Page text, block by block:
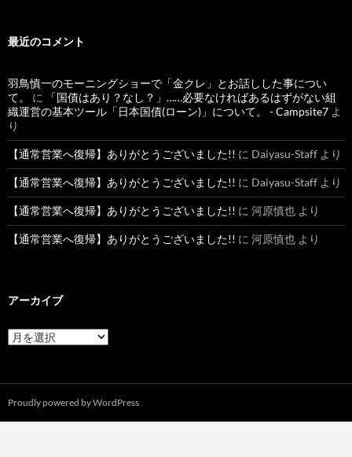
最近のコメント
羽鳥慎一のモーニングショーで「金クレ」とお話しした事につい
て。
に
「国債はあり？なし？」……必要なければあるはずがない組
織運営の基本ツール「日本国債(ローン)」について。 - Campsite7 よ
り
【通常営業へ復帰】ありがとうございました!! に Daiyasu-Staff より
【通常営業へ復帰】ありがとうございました!! に Daiyasu-Staff より
【通常営業へ復帰】ありがとうございました!! に 河原慎也 より
【通常営業へ復帰】ありがとうございました!! に 河原慎也 より
アーカイブ
ア
ー
Proudly powered by WordPress